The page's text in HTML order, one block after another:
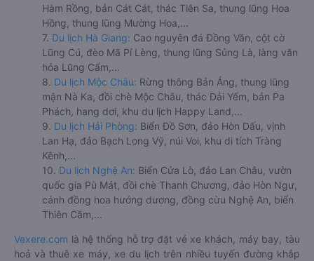
Hàm Rồng, bản Cát Cát, thác Tiên Sa, thung lũng Hoa
Hồng, thung lũng Mường Hoa,...
7. Du lịch Hà Giang: Cao nguyên đá Đồng Văn, cột cờ
Lũng Cú, đèo Mã Pí Lèng, thung lũng Sủng Là, làng văn
hóa Lũng Cẩm,...
8. Du lịch Mộc Châu: Rừng thông Bản Áng, thung lũng
mận Nà Ka, đồi chè Mộc Châu, thác Dải Yếm, bản Pa
Phách, hang dơi, khu du lịch Happy Land,...
9. Du lịch Hải Phòng: Biển Đồ Sơn, đảo Hòn Dấu, vịnh
Lan Hạ, đảo Bạch Long Vỹ, núi Voi, khu di tích Tràng
Kênh,...
10. Du lịch Nghệ An: Biển Cửa Lò, đảo Lan Châu, vườn
quốc gia Pù Mát, đồi chè Thanh Chương, đảo Hòn Ngư,
cánh đồng hoa hướng dương, đồng cừu Nghệ An, biển
Thiên Cầm,...
Vexere.com là hệ thống hỗ trợ đặt vé xe khách, máy bay, tàu
hoả và thuê xe máy, xe du lịch trên nhiều tuyến đường khắp